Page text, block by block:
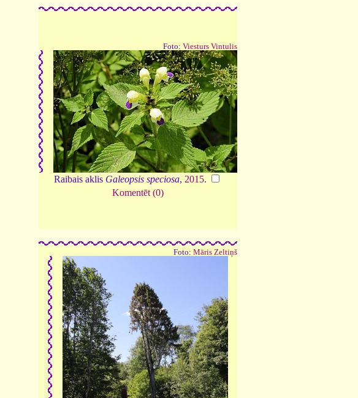
Foto: Viesturs Vintulis
Raibais aklis Galeopsis speciosa, 2015.
Komentēt (0)
Foto: Māris Zeltiņš